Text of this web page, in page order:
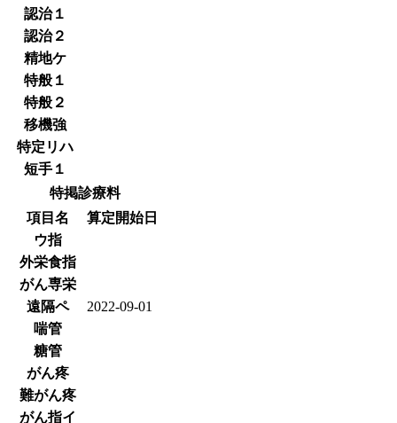
認治１
認治２
精地ケ
特般１
特般２
移機強
特定リハ
短手１
特掲診療料
項目名
算定開始日
ウ指
外栄食指
がん専栄
遠隔ペ
2022-09-01
喘管
糖管
がん疼
難がん疼
がん指イ